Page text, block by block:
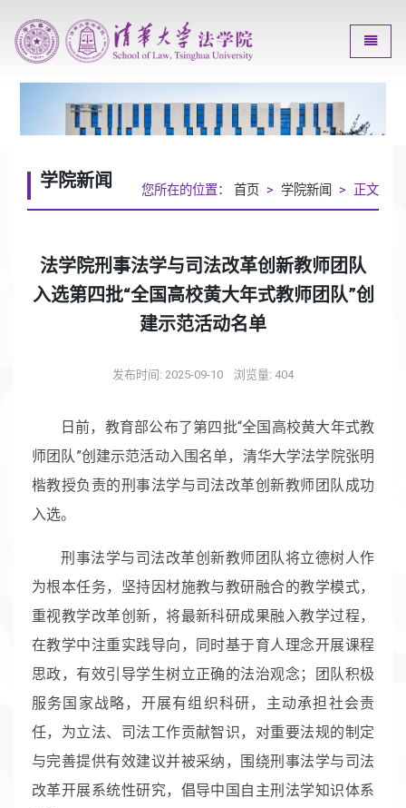
学院新闻 您所在的位置： 首页 > 学院新闻 > 正文
法学院刑事法学与司法改革创新教师团队
入选第四批“全国高校黄大年式教师团队”创
建示范活动名单
发布时间: 2025-09-10 浏览量: 404
日前，教育部公布了第四批“全国高校黄大年式教
师团队”创建示范活动入围名单，清华大学法学院张明
楷教授负责的刑事法学与司法改革创新教师团队成功
入选。
刑事法学与司法改革创新教师团队将立德树人作
为根本任务，坚持因材施教与教研融合的教学模式，
重视教学改革创新，将最新科研成果融入教学过程，
在教学中注重实践导向，同时基于育人理念开展课程
思政，有效引导学生树立正确的法治观念；团队积极
服务国家战略，开展有组织科研，主动承担社会责
任，为立法、司法工作贡献智识，对重要法规的制定
与完善提供有效建议并被采纳，围绕刑事法学与司法
改革开展系统性研究，倡导中国自主刑法学知识体系